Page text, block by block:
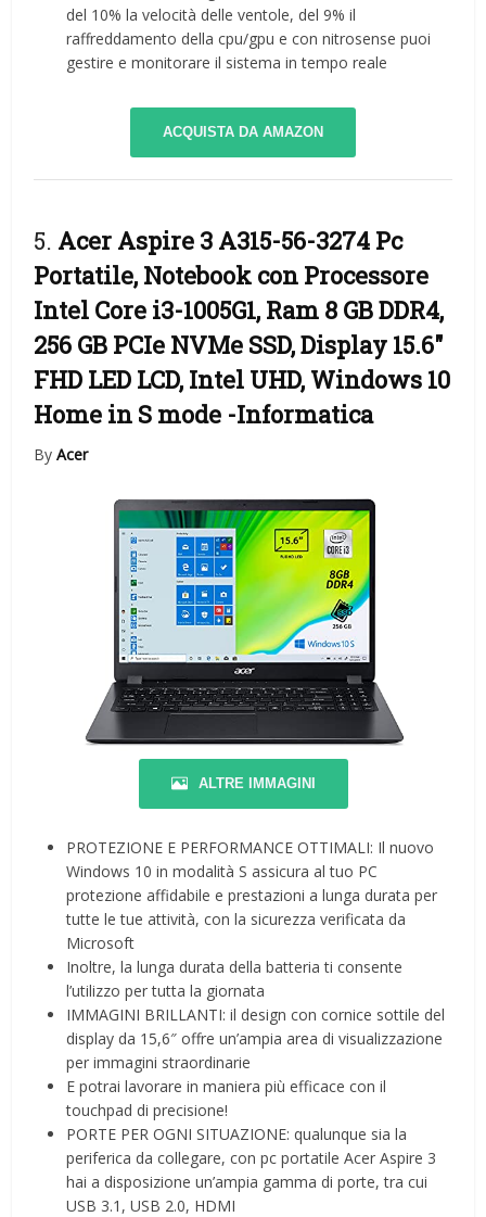
del 10% la velocità delle ventole, del 9% il
raffreddamento della cpu/gpu e con nitrosense puoi
gestire e monitorare il sistema in tempo reale
ACQUISTA DA AMAZON
5. Acer Aspire 3 A315-56-3274 Pc
Portatile, Notebook con Processore
Intel Core i3-1005G1, Ram 8 GB DDR4,
256 GB PCIe NVMe SSD, Display 15.6″
FHD LED LCD, Intel UHD, Windows 10
Home in S mode -Informatica
ByAcer
ALTRE IMMAGINI
PROTEZIONE E PERFORMANCE OTTIMALI: Il nuovo
Windows 10 in modalità S assicura al tuo PC
protezione affidabile e prestazioni a lunga durata per
tutte le tue attività, con la sicurezza verificata da
Microsoft
Inoltre, la lunga durata della batteria ti consente
l’utilizzo per tutta la giornata
IMMAGINI BRILLANTI: il design con cornice sottile del
display da 15,6″ offre un’ampia area di visualizzazione
per immagini straordinarie
E potrai lavorare in maniera più efficace con il
touchpad di precisione!
PORTE PER OGNI SITUAZIONE: qualunque sia la
periferica da collegare, con pc portatile Acer Aspire 3
hai a disposizione un’ampia gamma di porte, tra cui
USB 3.1, USB 2.0, HDMI